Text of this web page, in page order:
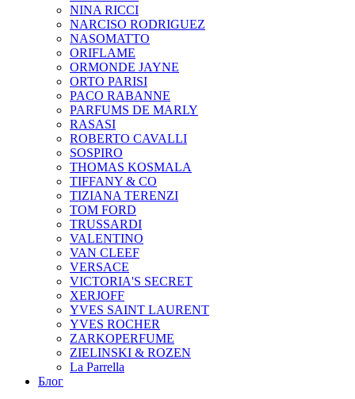
NINA RICCI
NARCISO RODRIGUEZ
NASOMATTO
ORIFLAME
ORMONDE JAYNE
ORTO PARISI
PACO RABANNE
PARFUMS DE MARLY
RASASI
ROBERTO CAVALLI
SOSPIRO
THOMAS KOSMALA
TIFFANY & CO
TIZIANA TERENZI
TOM FORD
TRUSSARDI
VALENTINO
VAN CLEEF
VERSACE
VICTORIA'S SECRET
XERJOFF
YVES SAINT LAURENT
YVES ROCHER
ZARKOPERFUME
ZIELINSKI & ROZEN
La Parrella
Блог